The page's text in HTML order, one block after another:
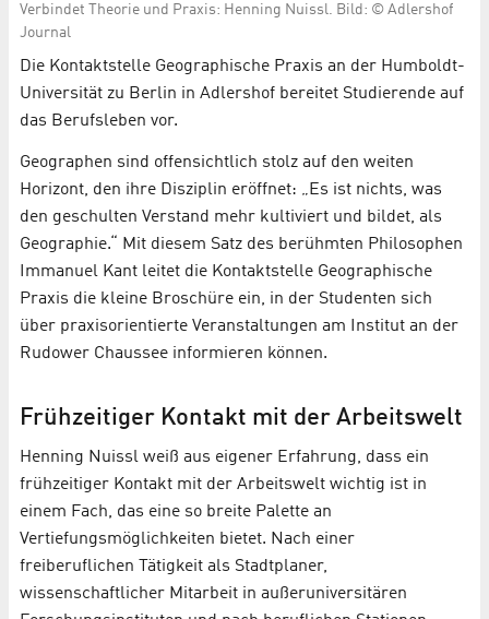
Verbindet Theorie und Praxis: Henning Nuissl. Bild: © Adlershof
Journal
Die Kontaktstelle Geographische Praxis an der Humboldt-
Universität zu Berlin in Adlershof bereitet Studierende auf
das Berufsleben vor.
Geographen sind offensichtlich stolz auf den weiten
Horizont, den ihre Disziplin eröffnet: „Es ist nichts, was
den geschulten Verstand mehr kultiviert und bildet, als
Geographie.“ Mit diesem Satz des berühmten Philosophen
Immanuel Kant leitet die Kontaktstelle Geographische
Praxis die kleine Broschüre ein, in der Studenten sich
über praxisorientierte Veranstaltungen am Institut an der
Rudower Chaussee informieren können.
Frühzeitiger Kontakt mit der Arbeitswelt
Henning Nuissl weiß aus eigener Erfahrung, dass ein
frühzeitiger Kontakt mit der Arbeitswelt wichtig ist in
einem Fach, das eine so breite Palette an
Vertiefungsmöglichkeiten bietet. Nach einer
freiberuflichen Tätigkeit als Stadtplaner,
wissenschaftlicher Mitarbeit in außeruniversitären